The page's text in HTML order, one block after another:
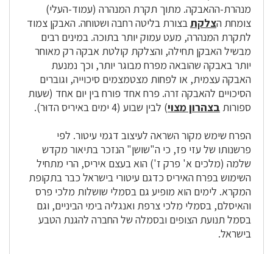
מנהרת-ההאבקה. מתוך תקרת המנהרה (עמוד-העלי)
צומחת הצלקתבצורת בליטה רחבה ושטוחה. האבקן צמוד
לתקרת המנהרה, מעט עמוק יותר בתוכה. במינים רבים
מבשיל האבקן תחילה, והצלקת קולטת אבקה רק מאוחר
יותר באבקה שהובאה מפרח מבוגר יותר, וכך נמנעת
האבקה עצמית, או לפחות מצטמצמים סיכוייה, וגוברים
הסיכויים להאבקה זרה. פרח אחד פורח בין יום אחד (שעות
ספורות בצהרון מצוי) לבין שבוע (4 ימים באיריס הדוּר).
הפרח שימש מקור השראה לעיצוב דגמי עיטור. לפי
פרשנותו של עזי פז, כי ה"שושן" הנזכר בתיאור מקדש
שלמה (מלכים א' פרק ז') הוא בעצם איריס, הרי מתחיל
השימוש בפרח האיריס כדגם עיטורי בישראל כבר בתקופת
המקרא. לימים הוא מופיע גם בסמלי שושלות מלכי פרס
והאיסלם, בסמלי מלכי צרפת ואנגליה בימי הביניים, וגם
בסמל תנועת הצופים ובסמלה של החברה להגנת הטבע
בישראל.